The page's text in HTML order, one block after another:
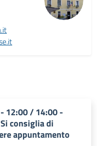
12:00 / 14:00 -
consiglia di
appuntamento